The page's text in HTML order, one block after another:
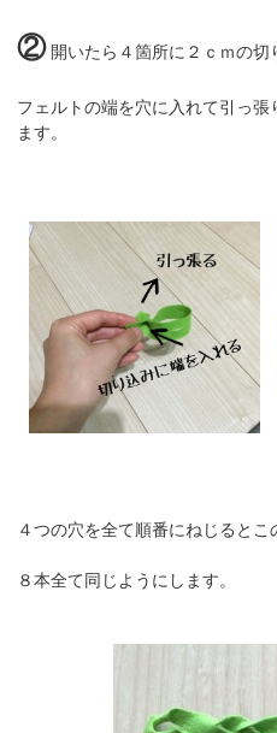
②開いたら４箇所に２ｃｍの切
フェルトの端を穴に入れて引っ
ます。
４つの穴を全て順番にねじるとこ
８本全て同じようにします。